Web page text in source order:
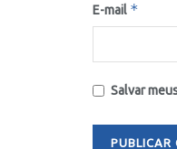
E-mail *
Salvar